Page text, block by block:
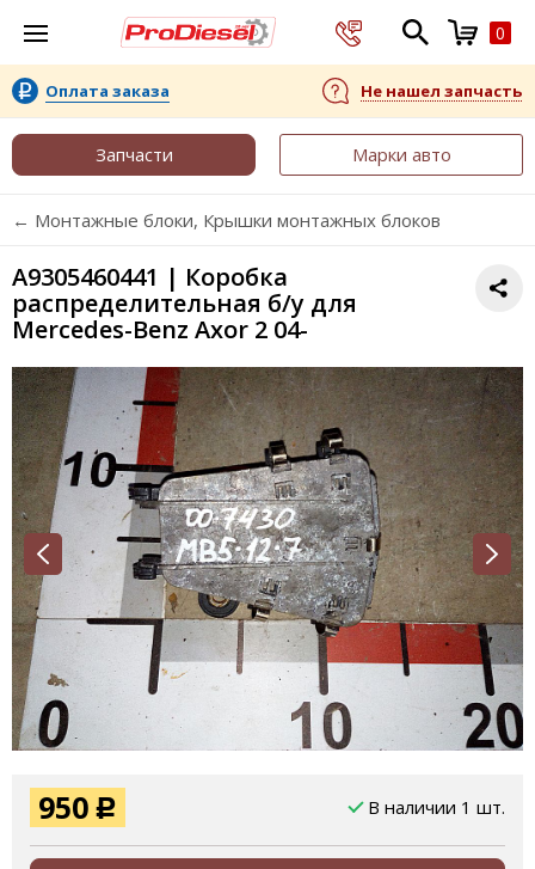
0
Оплата заказа Не нашел запчасть
Запчасти Марки авто
← Монтажные блоки, Крышки монтажных блоков
A9305460441 | Коробка
распределительная б/у для
Mercedes-Benz Axor 2 04-
950 Р В наличии 1 шт.